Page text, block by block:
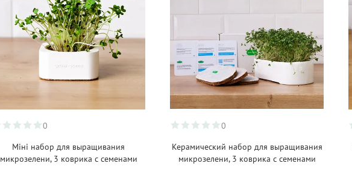
0
Міні набор для выращивания
микрозелени, 3 коврика с семенами
0
Керамический набор для выращивания
микрозелени, 3 коврика с семенами